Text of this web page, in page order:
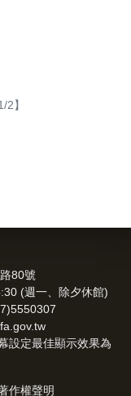
頁
】
80號
(週一、除夕休館)
設定最佳顯示效果為
作權聲明